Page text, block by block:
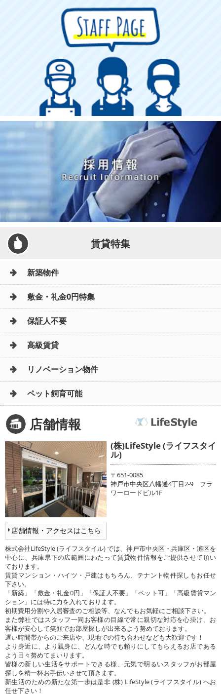
賃貸特集
新築物件
敷金・礼金0円特集
保証人不要
高級賃貸
リノベーション物件
ペット飼育可能
店舗情報
店舗情報・アクセスはこちら
(株)LifeStyle (ライフスタイ
ル)
〒651-0085
神戸市中央区八幡通4丁目2-9 フラ
ワーロードビル1F
株式会社LifeStyle (ライフスタイル) では、神戸市中央区・兵庫区・灘区を
中心に、兵庫県下の広範囲にわたって賃貸物件情報をご提供させて頂い
ております。
賃貸マンション・ハイツ・戸建はもちろん、テナント物件探しもお任せ
下さい。
「新築」「敷金・礼金0円」「保証人不要」「ペット可」「高級賃貸マン
ション」には特に力を入れております。
初期費用分割や入居審査のご相談等、なんでもお気軽にご相談下さい。
また弊社ではスタッフ一同お客様の目線で常に親切な対応を心掛け、お
客様が安心して笑顔でお部屋探しが出来るよう努めております。
遅い時間帯からのご来店や、現地での待ち合わせなども大歓迎です！
より身近に、より親身に、どんな時でも頼りにしてもらえるお店である
よう日々努めてまいります。
皆様の新しい生活をサポートできる様、元気で明るいスタッフがお部屋
探しを精一杯お手伝いさせて頂きます。
新生活のための新たな第一歩は是非 (株) LifeStyle (ライフスタイル) へお
任せ下さい！